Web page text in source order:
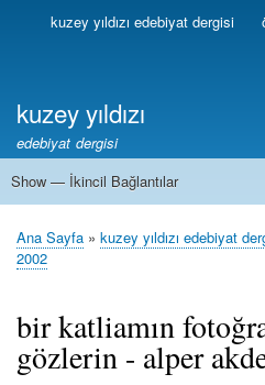
Birincilkuzey yıldızı edebiyat dergisi
kuzey yıldızı
edebiyat dergisi
İkincil
Show — İkincil Bağlantılar
1
2
3
4
5
6
7
8
9
10
11
12
13
Sayfa
Ana Sayfa kuzey yıldızı edebiyat
2002
bir katliamın
gözlerin - alper